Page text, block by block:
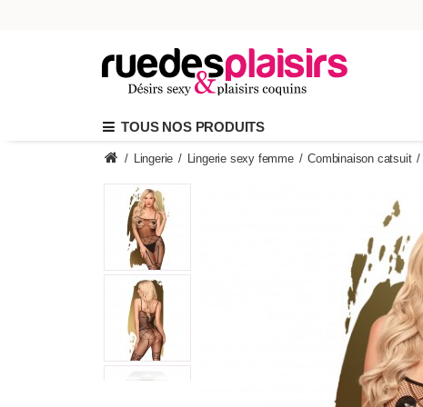
TOUS NOS PRODUITS
/ Lingerie / Lingerie sexy femme / Combinaison catsuit /